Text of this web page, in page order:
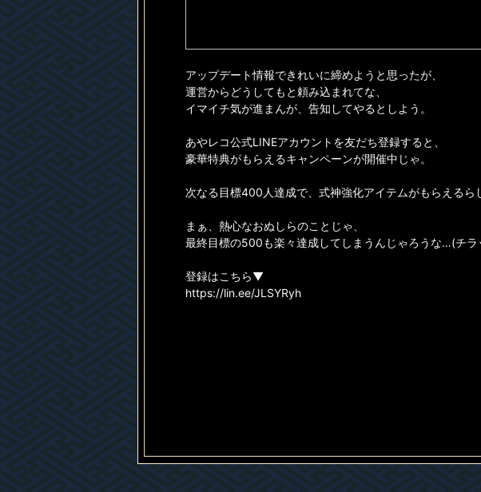
アップデート情報できれいに締めようと思ったが、
運営からどうしてもと頼み込まれてな、
イマイチ気が進まんが、告知してやるとしよう。
あやレコ公式LINEアカウントを友だち登録すると、
豪華特典がもらえるキャンペーンが開催中じゃ。
次なる目標400人達成で、式神強化アイテムがもらえるら
まぁ、熱心なおぬしらのことじゃ、
最終目標の500も楽々達成してしまうんじゃろうな…(チラ
登録はこちら▼
https://lin.ee/JLSYRyh